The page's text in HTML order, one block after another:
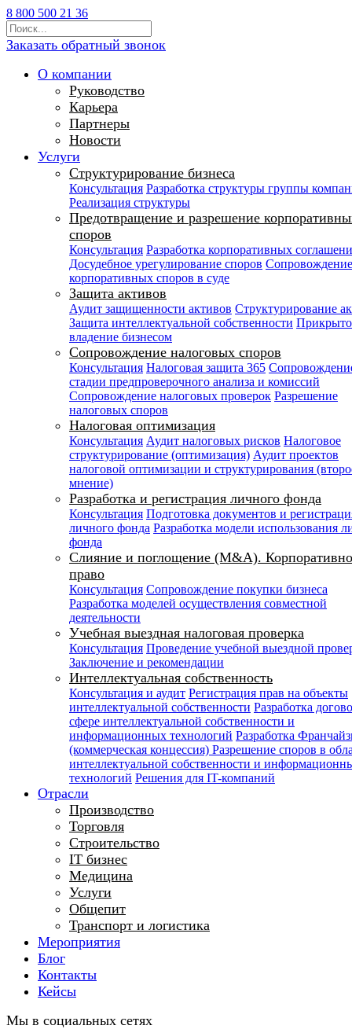
8 800 500 21 36
Заказать обратный звонок
О компании
Руководство
Карьера
Партнеры
Новости
Услуги
Структурирование бизнеса
Консультация Разработка структуры группы
Реализация структуры
Предотвращение и разрешение
споров
Консультация Разработка корпоративных
Досудебное урегулирование споров Сопровождение
корпоративных споров в суде
Защита активов
Аудит защищенности активов Структурирование
Защита интеллектуальной собственности
владение бизнесом
Сопровождение налоговых споров
Консультация Налоговая защита 365
стадии предпроверочного анализа и комиссий
Сопровождение налоговых проверок Разрешение
налоговых споров
Налоговая оптимизация
Консультация Аудит налоговых рисков Налоговое
структурирование (оптимизация) Аудит проектов
налоговой оптимизации и структурирования
мнение)
Разработка и регистрация личного фонда
Консультация Подготовка документов и
личного фонда Разработка модели использования
фонда
Слияние и поглощение (M&A).
право
Консультация Сопровождение покупки бизнеса
Разработка моделей осуществления совместной
деятельности
Учебная выездная налоговая проверка
Консультация Проведение учебной выездной
Заключение и рекомендации
Интеллектуальная собственность
Консультация и аудит Регистрация прав на объекты
интеллектуальной собственности Разработка
сфере интеллектуальной собственности и
информационных технологий Разработка
(коммерческая концессия) Разрешение споров в
интеллектуальной собственности и
технологий Решения для IT-компаний
Отрасли
Производство
Торговля
Строительство
IT бизнес
Медицина
Услуги
Общепит
Транспорт и логистика
Мероприятия
Блог
Контакты
Кейсы
Мы в социальных сетях